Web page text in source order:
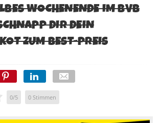
WOCHENENDE IM BVB
DIR DEIN
ZUM BEST-PREIS
0/5 0 Stimmen